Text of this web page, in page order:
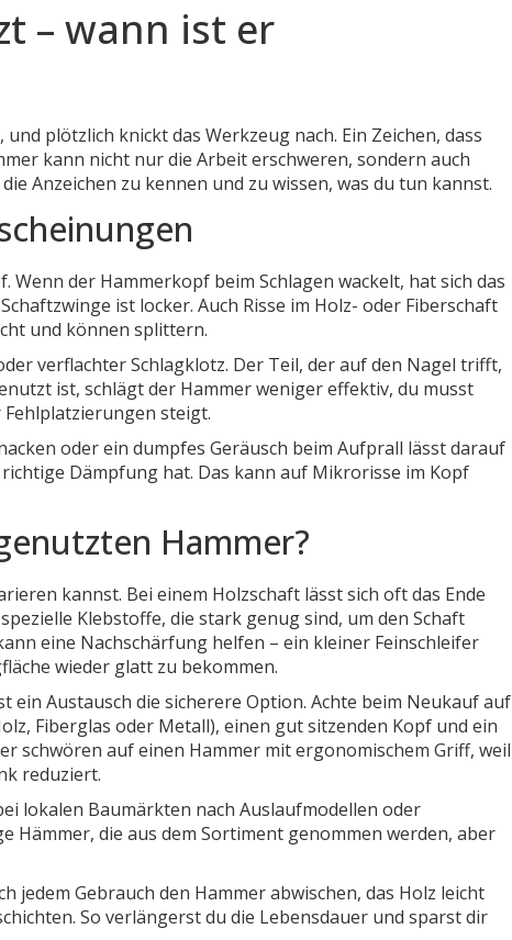
– wann ist er
plötzlich knickt das Werkzeug nach. Ein Zeichen, dass
kann nicht nur die Arbeit erschweren, sondern auch
Anzeichen zu kennen und zu wissen, was du tun kannst.
der Hammerkopf beim Schlagen wackelt, hat sich das
ist locker. Auch Risse im Holz- oder Fiberschaft
und können splittern.
verflachter Schlagklotz. Der Teil, der auf den Nagel trifft,
ist, schlägt der Hammer weniger effektiv, du musst
steigt.
oder ein dumpfes Geräusch beim Aufprall lässt darauf
Dämpfung hat. Das kann auf Mikrorisse im Kopf
Hammer?
kannst. Bei einem Holzschaft lässt sich oft das Ende
Klebstoffe, die stark genug sind, um den Schaft
eine Nachschärfung helfen – ein kleiner Feinschleifer
wieder glatt zu bekommen.
ein Austausch die sicherere Option. Achte beim Neukauf auf
Fiberglas oder Metall), einen gut sitzenden Kopf und ein
schwören auf einen Hammer mit ergonomischem Griff, weil
reduziert.
lokalen Baumärkten nach Auslaufmodellen oder
Hämmer, die aus dem Sortiment genommen werden, aber
jedem Gebrauch den Hammer abwischen, das Holz leicht
So verlängerst du die Lebensdauer und sparst dir